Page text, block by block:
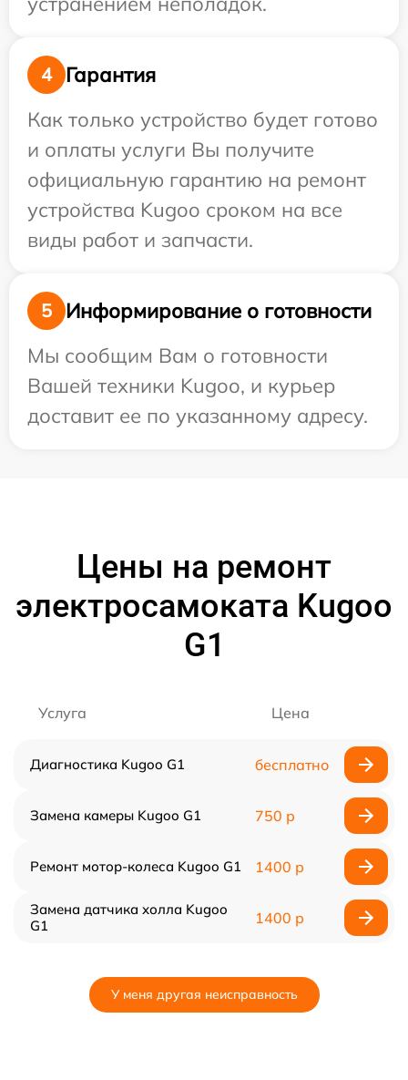
4
Гарантия
Как только устройство будет готово
и оплаты услуги Вы получите
официальную гарантию на ремонт
устройства Kugoo сроком на все
виды работ и запчасти.
5
Информирование о готовности
Мы сообщим Вам о готовности
Вашей техники Kugoo, и курьер
доставит ее по указанному адресу.
Цены на ремонт
электросамоката Kugoo
G1
Услуга Цена
Диагностика Kugoo G1 бесплатно
Замена камеры Kugoo G1 750 р
Ремонт мотор-колеса Kugoo G1 1400 р
Замена датчика холла Kugoo
G1
1400 р
У меня другая неисправность